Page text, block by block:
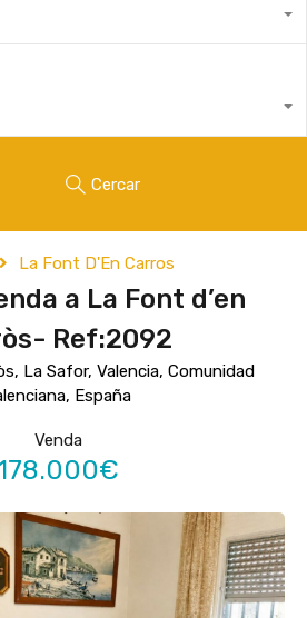
Cercar
La Font D'En Carros
a La Font d’en
Ref:2092
La Safor, Valencia, Comunidad
España
Venda